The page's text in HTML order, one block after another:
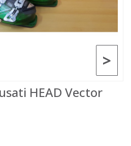
>
HEAD Vector